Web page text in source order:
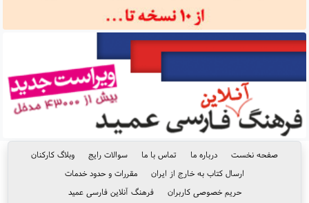
صفحه نخست درباره ما تماس با ما سوالات رایج
وبلاگ کارکنان
ارسال کتاب به خارج از ایران
مقررات و حدود خدمات
حریم خصوصی کاربران
فرهنگ آنلاین فارسی عمید